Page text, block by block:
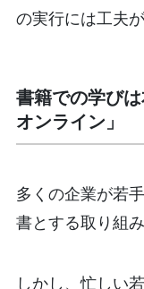
の実行には工夫が
書籍での学び
オンライン」
多くの企業が若
書とする取り組
しかし、忙しい